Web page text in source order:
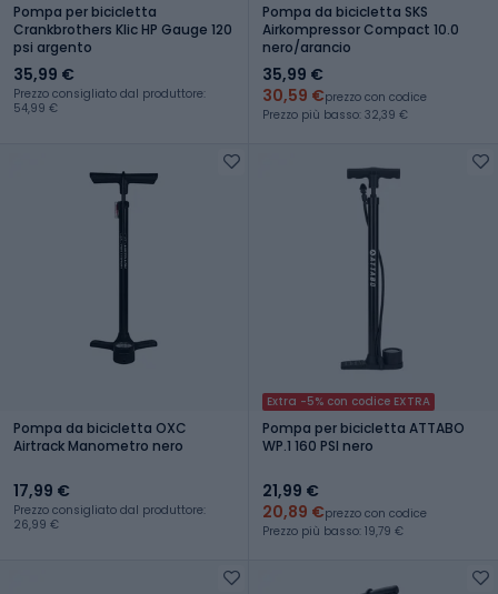
Pompa per bicicletta
Crankbrothers Klic HP Gauge 120
psi argento
35,99 €
Prezzo consigliato dal produttore:
54,99 €
Pompa da bicicletta SKS
Airkompressor Compact 10.0
nero/arancio
35,99 €
30,59 €prezzo con codice
Prezzo più basso: 32,39 €
Pompa da bicicletta OXC
Airtrack Manometro nero
17,99 €
Prezzo consigliato dal produttore:
26,99 €
Extra -5% con codice EXTRA
Pompa per bicicletta ATTABO
WP.1 160 PSI nero
21,99 €
20,89 €prezzo con codice
Prezzo più basso: 19,79 €